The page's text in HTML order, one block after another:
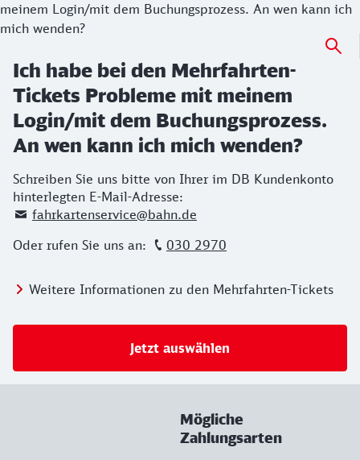
meinem Login/mit dem Buchungsprozess. An wen kann ich
mich wenden?
Ich habe bei den Mehrfahrten-
Tickets Probleme mit meinem
Login/mit dem Buchungsprozess.
An wen kann ich mich wenden?
Schreiben Sie uns bitte von Ihrer im DB Kundenkonto
hinterlegten E-Mail-Adresse:
fahrkartenservice@bahn.de
Oder rufen Sie uns an:
030 2970
Weitere Informationen zu den Mehrfahrten-Tickets
Jetzt auswählen
Mögliche
Zahlungsarten